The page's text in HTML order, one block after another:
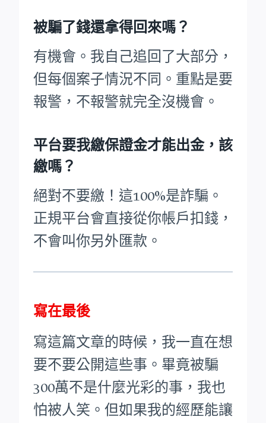
被騙了錢還拿得回來嗎？
有機會。我自己追回了大部分，
但每個案子情況不同。重點是要
報警，不報警就完全沒機會。
平台要我繳保證金才能出金，該
繳嗎？
絕對不要繳！這100%是詐騙。
正規平台會直接從你帳戶扣錢，
不會叫你另外匯款。
寫在最後
寫這篇文章的時候，我一直在想
要不要公開這些事。畢竟被騙
300萬不是什麼光彩的事，我也
怕被人笑。 但如果我的經歷能讓